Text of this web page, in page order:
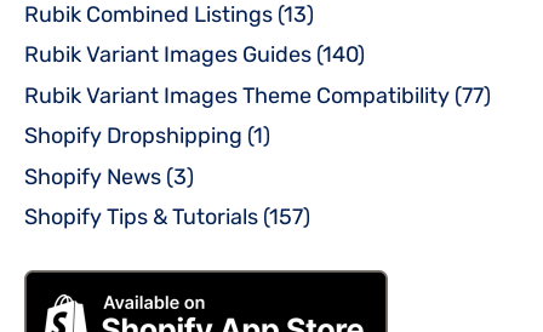
Rubik Combined Listings (13)
Rubik Variant Images Guides (140)
Rubik Variant Images Theme Compatibility (77)
Shopify Dropshipping (1)
Shopify News (3)
Shopify Tips & Tutorials (157)